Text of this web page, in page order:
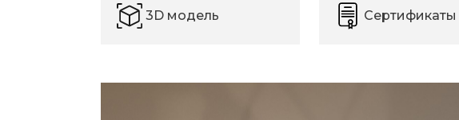
3D модель Сертификаты